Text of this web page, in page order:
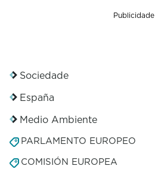
Publicidade
Sociedade
España
Medio Ambiente
PARLAMENTO EUROPEO
COMISIÓN EUROPEA